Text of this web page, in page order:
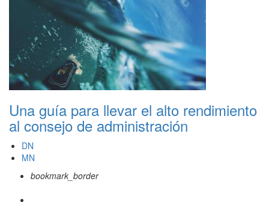
Una guía para llevar el alto rendimiento
al consejo de administración
DN
MN
bookmark_border